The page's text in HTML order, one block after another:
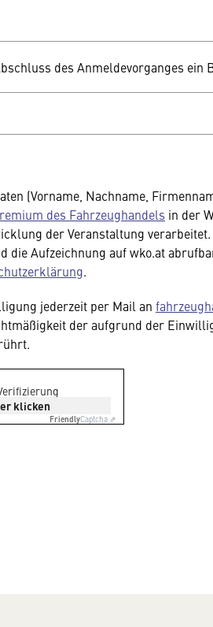
des Anmeldevorganges
(Vorname, Nachname,
des Fahrzeughandels in der
der Veranstaltung
die Aufzeichnung auf wko.at
.
jederzeit per Mail an
der aufgrund der
klicken
FriendlyCaptcha ⇗